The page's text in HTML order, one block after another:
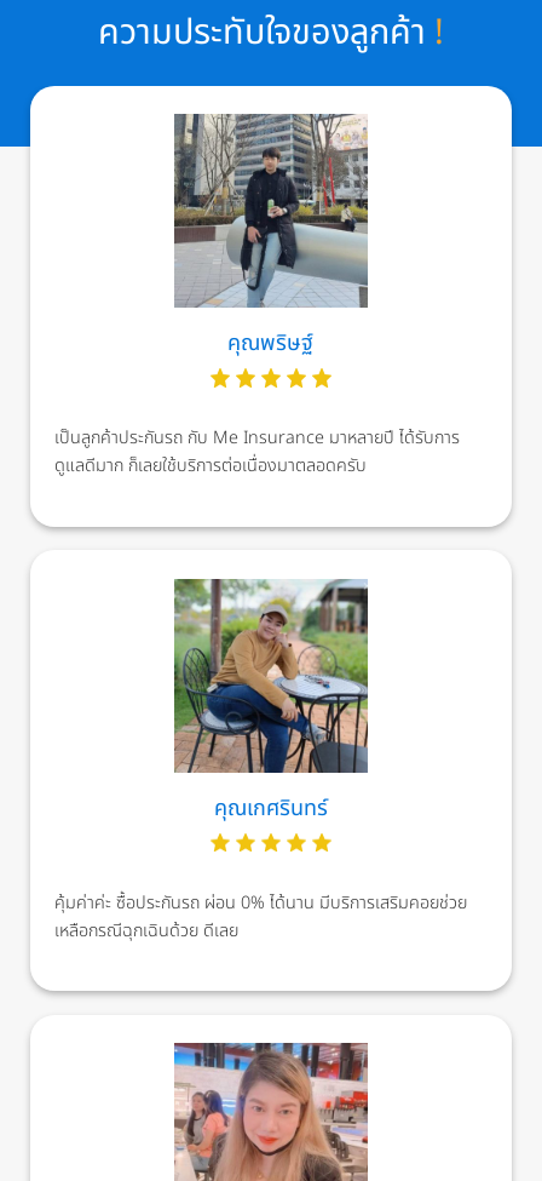
ความประทับใจของลูกค้า !
คุณพริษฐ์
เป็นลูกค้าประกันรถ กับ Me Insurance มาหลายปี ได้รับการ
ดูแลดีมาก ก็เลยใช้บริการต่อเนื่องมาตลอดครับ
คุณเกศรินทร์
คุ้มค่าค่ะ ซื้อประกันรถ ผ่อน 0% ได้นาน มีบริการเสริมคอยช่วย
เหลือกรณีฉุกเฉินด้วย ดีเลย